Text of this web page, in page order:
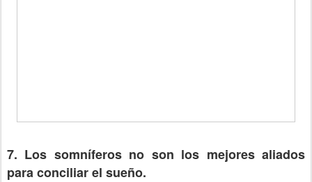
7. Los somníferos no son los mejores aliados
para conciliar el sueño.